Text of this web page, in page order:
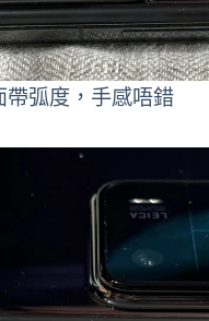
帶弧度，手感唔錯